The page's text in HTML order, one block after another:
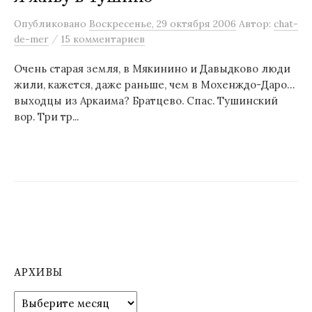
м
у
Опубликовано Воскресенье, 29 октября 2006 Автор: chat-
de-mer / 15 комментариев
Очень старая земля, в Мякинино и Давыдково люди
жили, кажется, даже раньше, чем в Мохенждо-Даро…
выходцы из Аркаима? Братцево. Спас. Тушинский
вор. Три тр...
АРХИВЫ